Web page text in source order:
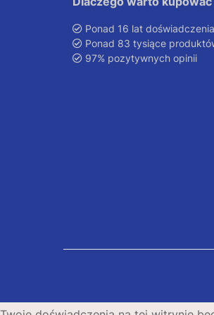
Ponad 16 lat doświadczenia
Ponad 83 tysiące
97% pozytywnych opinii